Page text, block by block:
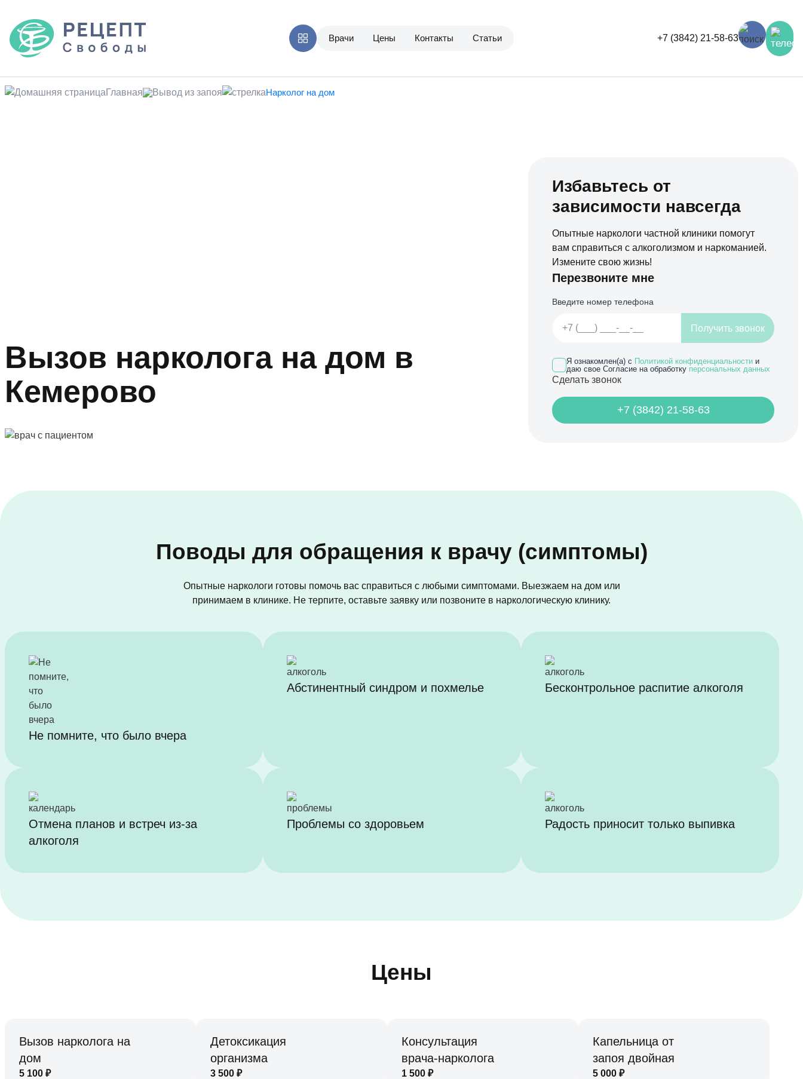
Врачи Цены Контакты Статьи +7 (3842) 21-58-63
Главная Вывод из запоя Нарколог на дом
Вызов нарколога на дом в
Кемерово
Избавьтесь от
зависимости навсегда
Опытные наркологи частной клиники помогут
вам справиться с алкоголизмом и наркоманией.
Измените свою жизнь!
Перезвоните мне
Введите номер телефона
Получить звонок
Я ознакомлен(а) с Политикой конфиденциальности и
даю свое Согласие на обработку персональных данных
Сделать звонок
+7 (3842) 21-58-63
Поводы для обращения к врачу (симптомы)
Опытные наркологи готовы помочь вас справиться с любыми симптомами. Выезжаем на дом или
принимаем в клинике. Не терпите, оставьте заявку или позвоните в наркологическую клинику.
Не помните, что было вчера
Абстинентный синдром и похмелье Бесконтрольное распитие алкоголя
Отмена планов и встреч из-за
алкоголя
Проблемы со здоровьем Радость приносит только выпивка
Цены
Вызов нарколога на
дом
5 100 ₽
Детоксикация
организма
3 500 ₽
Консультация
врача-нарколога
1 500 ₽
Капельница от
запоя двойная
5 000 ₽